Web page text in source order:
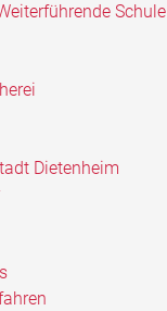
Schule
Dietenheim